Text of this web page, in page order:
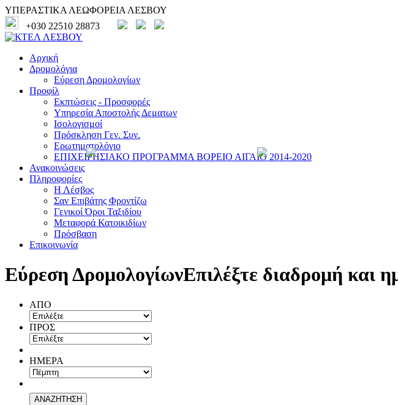
ΥΠΕΡΑΣΤΙΚΑ ΛΕΩΦΟΡΕΙΑ ΛΕΣΒΟΥ
+030 22510 28873
Αρχική
Δρομολόγια
Εύρεση Δρομολογίων
Προφίλ
Εκπτώσεις - Προσφορές
Υπηρεσία Αποστολής Δεματων
Ισολογισμοί
Πρόσκληση Γεν. Συν.
Ερωτηματολόγιο
ΕΠΙΧΕΙΡΗΣΙΑΚΟ ΠΡΟΓΡΑΜΜΑ ΒΟΡΕΙΟ ΑΙΓΑΙΟ 2014-2020
Ανακοινώσεις
Πληροφορίες
Η Λέσβος
Σαν Επιβάτης Φροντίζω
Γενικοί Όροι Ταξιδίου
Μεταφορά Κατοικιδίων
Πρόσβαση
Επικοινωνία
Εύρεση ΔρομολογίωνΕπιλέξτε διαδρομή και
ΑΠΟ
ΠΡΟΣ
ΗΜΕΡΑ